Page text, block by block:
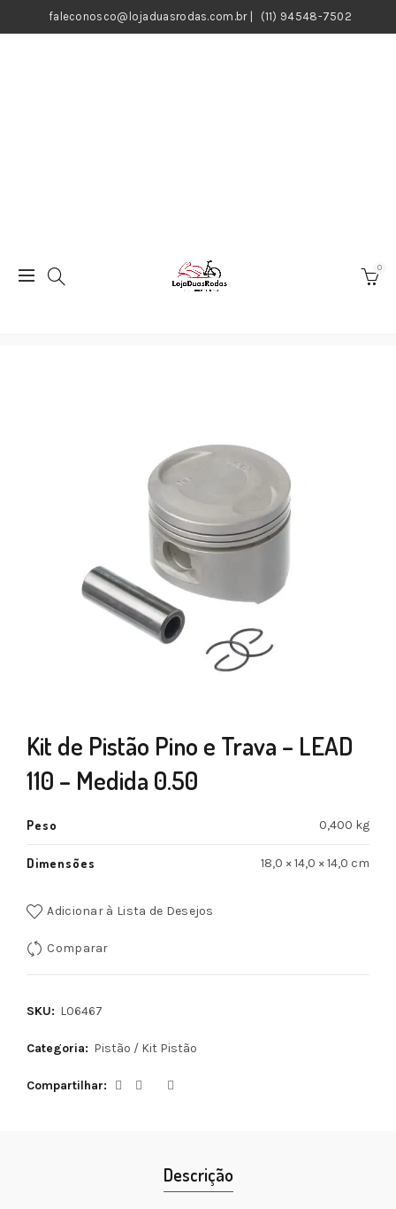
faleconosco@lojaduasrodas.com.br| (11) 94548-7502
0
Kit de Pistão Pino e Trava – LEAD
110 – Medida 0.50
Peso 0,400 kg
Dimensões 18,0 × 14,0 × 14,0 cm
Adicionar à Lista de Desejos
Comparar
SKU: L06467
Categoria: Pistão / Kit Pistão
Compartilhar
Descrição